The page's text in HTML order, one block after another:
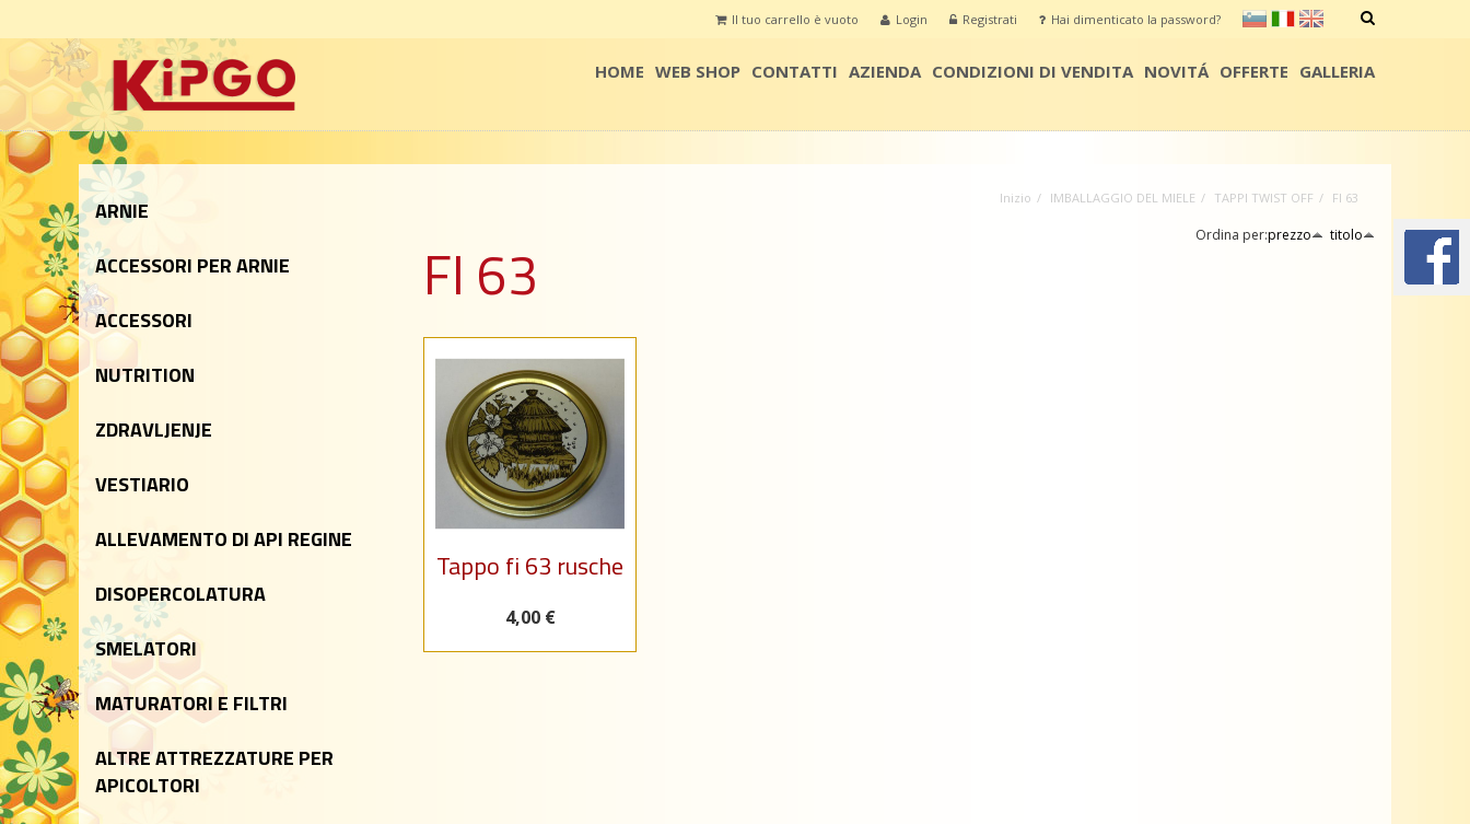
sl it en
Login Registrati Hai dimenticato la password?
Il tuo carrello è vuoto
HOME WEB SHOP CONTATTI AZIENDA CONDIZIONI DI VENDITA NOVITÁ OFFERTE GALLERIA
ARNIE
ACCESSORI PER ARNIE
ACCESSORI
NUTRITION
ZDRAVLJENJE
VESTIARIO
ALLEVAMENTO DI API REGINE
DISOPERCOLATURA
SMELATORI
MATURATORI E FILTRI
ALTRE ATTREZZATURE PER
APICOLTORI
Inizio IMBALLAGGIO DEL MIELE TAPPI TWIST OFF FI 63
Ordina per:prezzo titolo
FI 63
Tappo fi 63 rusche
4,00 €